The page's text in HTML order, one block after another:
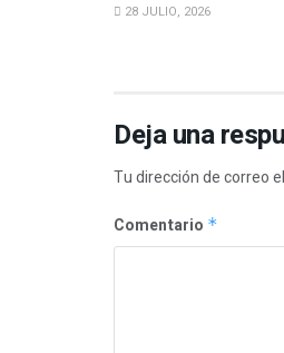
28 JULIO, 2026
Deja una
Tu dirección de correo
Comentario *